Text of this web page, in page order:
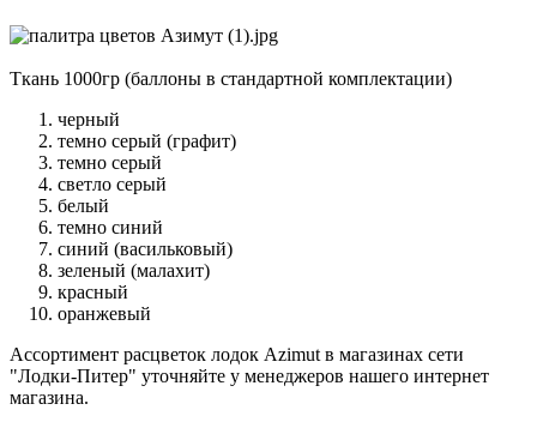
Ткань 1000гр (баллоны в стандартной комплектации)
черный
темно серый (графит)
темно серый
светло серый
белый
темно синий
синий (васильковый)
зеленый (малахит)
красный
оранжевый
Ассортимент расцветок лодок Azimut в магазинах сети
"Лодки-Питер" уточняйте у менеджеров нашего интернет
магазина.